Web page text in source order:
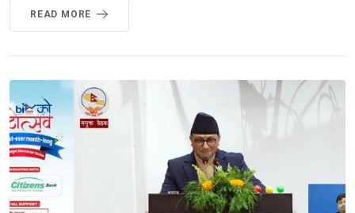
READ MORE